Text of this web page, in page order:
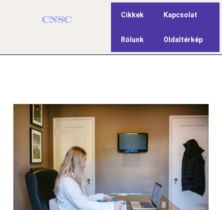
Cikkek Kapcsolat
Rólunk Oldaltérkép